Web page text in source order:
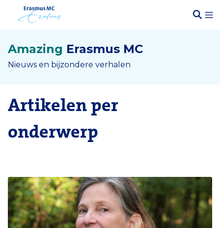
Amazing Erasmus MC
Nieuws en bijzondere verhalen
Artikelen per
onderwerp